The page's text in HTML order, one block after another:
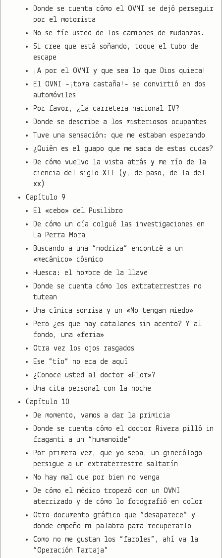
Donde se cuenta cómo el OVNI se dejó perseguir
por el motorista
No se fíe usted de los camiones de mudanzas.
Si cree que está soñando, toque el tubo de
escape
¡A por el OVNI y que sea lo que Dios quiera!
El OVNI -¡toma castaña!- se convirtió en dos
automóviles
Por favor, ¿la carretera nacional IV?
Donde se describe a los misteriosos ocupantes
Tuve una sensación: que me estaban esperando
¿Quién es el guapo que me saca de estas dudas?
De cómo vuelvo la vista atrás y me río de la
ciencia del siglo XII (y, de paso, de la del
xx)
Capítulo 9
El «cebo» del Pusilibro
De cómo un día colgué las investigaciones en
La Perra Mora
Buscando a una “nodriza” encontré a un
«mecánico» cósmico
Huesca: el hombre de la llave
Donde se cuenta cómo los extraterrestres no
tutean
Una cínica sonrisa y un «No tengan miedo»
Pero ¿es que hay catalanes sin acento? Y al
fondo, una «feria»
Otra vez los ojos rasgados
Ese “tío” no era de aquí
¿Conoce usted al doctor «Flor»?
Una cita personal con la noche
Capítulo 10
De momento, vamos a dar la primicia
Donde se cuenta cómo el doctor Rivera pilló in
fraganti a un “humanoide”
Por primera vez, que yo sepa, un ginecólogo
persigue a un extraterrestre saltarín
No hay mal que por bien no venga
De cómo el médico tropezó con un OVNI
aterrizado y de cómo lo fotografió en color
Otro documento gráfico que “desaparece” y
donde empeño mi palabra para recuperarlo
Como no me gustan los “faroles”, ahí va la
“Operación Tartaja”